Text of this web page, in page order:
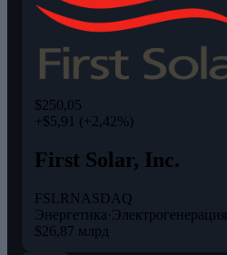
$250,05
+$5,91 (+2,42%)
First Solar, Inc.
FSLRNASDAQ
Энергетика·Электрогенерация
$26,87 млрд